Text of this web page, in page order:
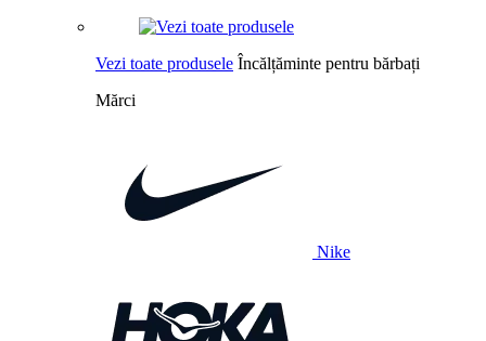
Vezi toate produsele Încălțăminte pentru bărbați
Mărci
Nike